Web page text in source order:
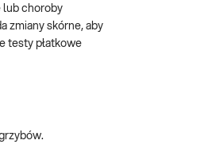
lub choroby
zmiany skórne, aby
testy płatkowe